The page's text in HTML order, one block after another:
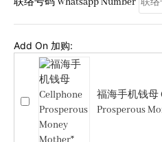
Add On 加购:
福海手机钱母
Prosperous